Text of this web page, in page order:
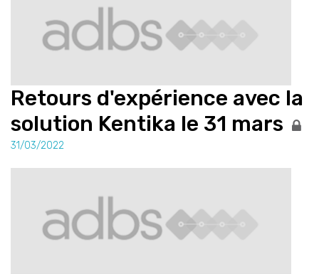
Retours d'expérience avec la
solution Kentika le 31 mars
31/03/2022